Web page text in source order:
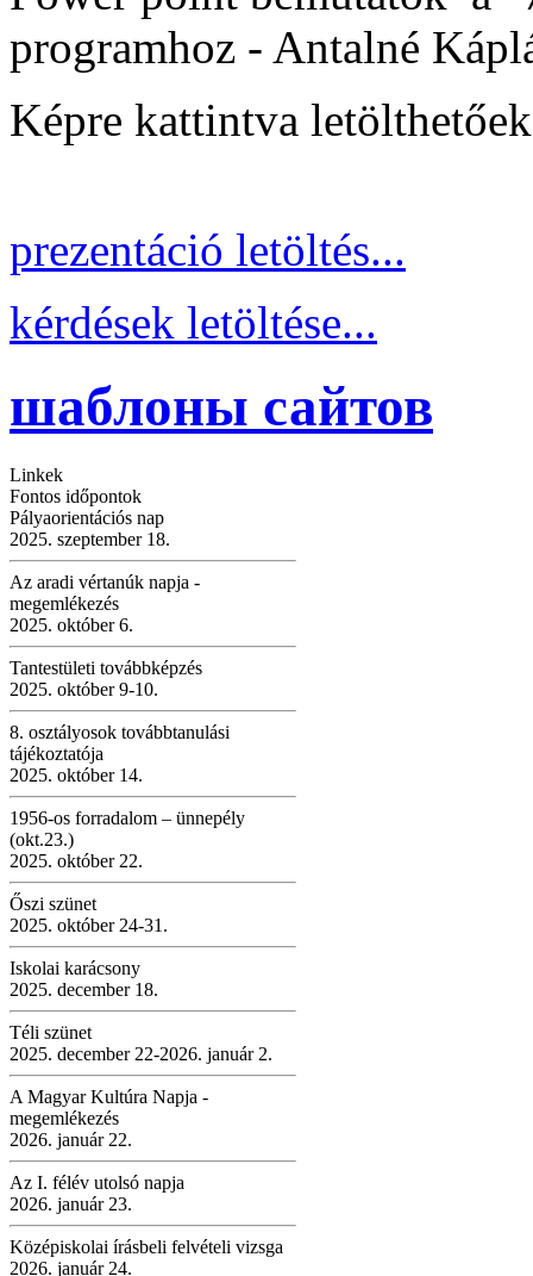
programhoz - Antalné
Képre kattintva
prezentáció letöltés...
kérdések letöltése...
шаблоны сайтов
Linkek
Fontos időpontok
Pályaorientációs nap
2025. szeptember 18.
Az aradi vértanúk napja -
megemlékezés
2025. október 6.
Tantestületi továbbképzés
2025. október 9-10.
8. osztályosok továbbtanulási
tájékoztatója
2025. október 14.
1956-os forradalom – ünnepély
(okt.23.)
2025. október 22.
Őszi szünet
2025. október 24-31.
Iskolai karácsony
2025. december 18.
Téli szünet
2025. december 22-2026. január 2.
A Magyar Kultúra Napja -
megemlékezés
2026. január 22.
Az I. félév utolsó napja
2026. január 23.
Középiskolai írásbeli felvételi vizsga
2026. január 24.